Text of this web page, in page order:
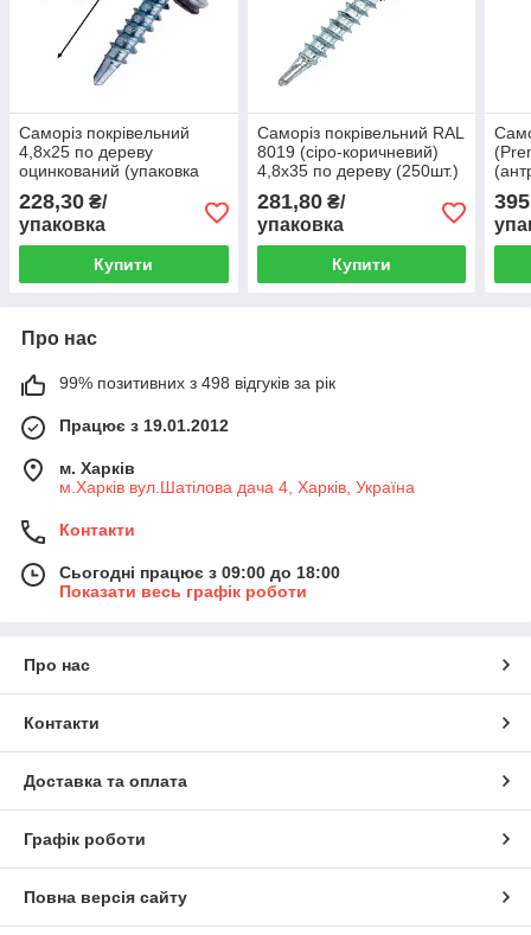
Саморіз покрівельний
4,8х25 по дереву
оцинкований (упаковка
250 шт.)
228,30 ₴/
упаковка
Купити
Саморіз покрівельний RAL
8019 (сіро-коричневий)
4,8х35 по дереву (250шт.)
281,80₴/
упаковка
Купити
Про нас
99% позитивних з 498 відгуків за рік
Працює з 19.01.2012
м. Харків
м.Харків вул.Шатілова дача 4, Харків, Україна
Контакти
Сьогодні працює з 09:00 до 18:00
Показати весь графік роботи
Про нас
Контакти
Доставка та оплата
Графік роботи
Повна версія сайту